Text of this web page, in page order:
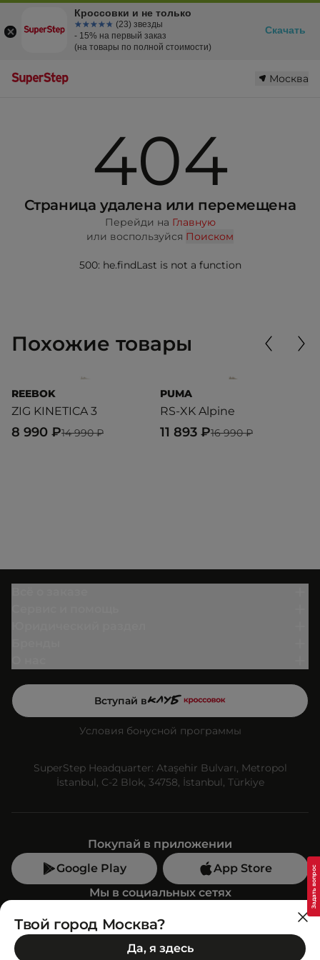
Москва
404
Страница удалена или перемещена
Перейди на Главную
или воспользуйся Поиском
500: he.findLast is not a function
Похожие товары
REEBOK
ZIG KINETICA 3
14 990 ₽
8 990 ₽
PUMA
RS-XK Alpine
16 990 ₽
11 893 ₽
Вступай в
Условия бонусной программы
SuperStep Headquarter: Ataşehir Bulvarı, Metropol
İstanbul, C-2 Blok, 34758, İstanbul, Türkiye
Покупай в приложении
Google Play
App Store
Мы в социальных сетях
Позвони нам
+7 (499) 350-55-33
Твой город Москва?
Да, я здесь
Кроссовки и не только
☆☆☆☆☆
★★★★★ (23) звезды
- 15% на первый заказ
(на товары по полной стоимости)
Скачать